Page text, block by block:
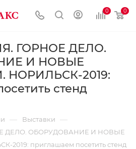
0 0
ГОРНОЕ ДЕЛО.
И НОВЫЕ
НОРИЛЬСК-2019:
стенд
— Выставки —
ДЕЛО. ОБОРУДОВАНИЕ И НОВЫЕ
приглашаем посетить стенд